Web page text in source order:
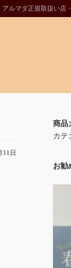
ルマダ正規取扱い店
11日
商品
カテ
お勧